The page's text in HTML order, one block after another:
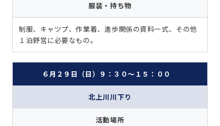
服装・持ち物
制服、キャツプ、作業着、進歩関係の資料一式、その他
１泊野営に必要なもの。
６月２９日（日）９：３０～１５：００
北上川川下り
活動場所